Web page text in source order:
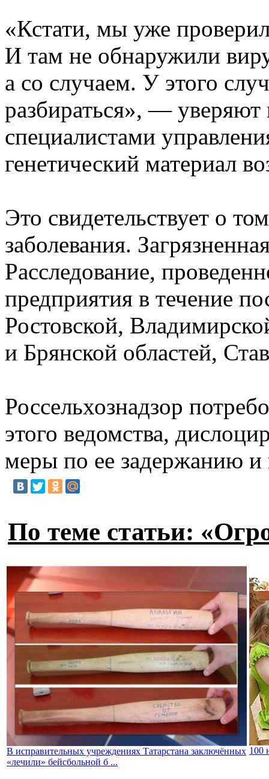
«Кстати, мы уже
И там не обнаружили
а со случаем. У этого
разбираться», —
специалистами
генетический материал
Это свидетельствует о
заболевания.
Расследование,
предприятия в течение
Ростовской,
и Брянской областей,
Россельхознадзор
этого ведомства,
меры по ее задержанию и
По теме статьи:
В исправительных учреждениях Татарстана заключённых
«лечили» бейсбольной б ...
100